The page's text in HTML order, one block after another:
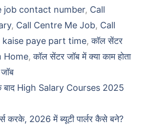
job contact number, Call
, Call Centre Me Job, Call
paye part time,कॉल सेंटर
Home,कॉल सेंटर जॉब में क्या काम होता
बाद High Salary Courses 2025
करके, 2026 में ब्यूटी पार्लर कैसे बने?